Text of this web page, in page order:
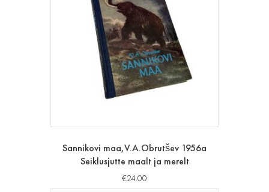
Sannikovi maa,V.A.Obrutšev 1956a
Seiklusjutte maalt ja merelt
€24.00